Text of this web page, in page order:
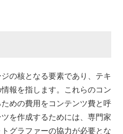
の核となる要素であり、テキ
報を指します。これらのコン
めの費用をコンテンツ費と呼
を作成するためには、専門家
グラファーの協力が必要とな